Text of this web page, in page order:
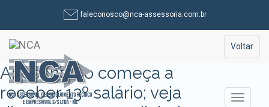
para
o
conteúdo
faleconosco@nca-assessoria.com.br
Toggle
Voltar
Aposentado começa a
receber 13º salário; veja